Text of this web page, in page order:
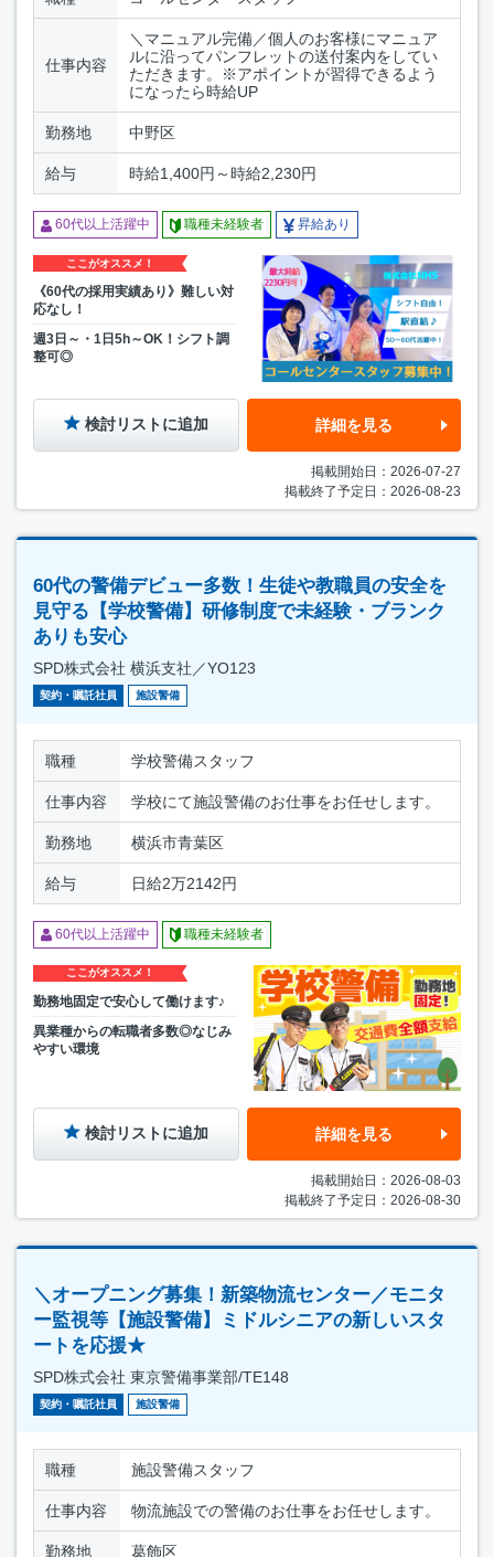
仕事内容
＼マニュアル完備／個人のお客様にマニュア
ルに沿ってパンフレットの送付案内をしてい
ただきます。※アポイントが習得できるよう
になったら時給UP
勤務地 中野区
給与 時給1,400円～時給2,230円
60代以上活躍中 職種未経験者 昇給あり
ここがオススメ！
《60代の採用実績あり》難しい対
応なし！
週3日～・1日5h～OK！シフト調
整可◎
検討リストに追加 詳細を見る
掲載開始日：2026-07-27
掲載終了予定日：2026-08-23
60代の警備デビュー多数！生徒や教職員の安全を
見守る【学校警備】研修制度で未経験・ブランク
ありも安心
SPD株式会社 横浜支社／YO123
契約・嘱託社員 施設警備
職種 学校警備スタッフ
仕事内容 学校にて施設警備のお仕事をお任せします。
勤務地 横浜市青葉区
給与 日給2万2142円
60代以上活躍中 職種未経験者
ここがオススメ！
勤務地固定で安心して働けます♪
異業種からの転職者多数◎なじみ
やすい環境
検討リストに追加 詳細を見る
掲載開始日：2026-08-03
掲載終了予定日：2026-08-30
＼オープニング募集！新築物流センター／モニタ
ー監視等【施設警備】ミドルシニアの新しいスタ
ートを応援★
SPD株式会社 東京警備事業部/TE148
契約・嘱託社員 施設警備
職種 施設警備スタッフ
仕事内容 物流施設での警備のお仕事をお任せします。
勤務地 葛飾区